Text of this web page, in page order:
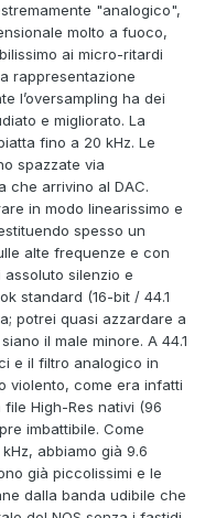
"analogico",
molto a fuoco,
ai micro-ritardi
rappresentazione
l’oversampling ha dei
e migliorato. La
fino a 20 kHz. Le
spazzate via
che arrivino al DAC.
in modo linearissimo e
spesso un
alte frequenze e con
silenzio e
standard (16-bit / 44.1
potrei quasi azzardare a
il male minore. A 44.1
e il filtro analogico in
violento, come era infatti
file High-Res nativi (96
imbattibile. Come
abbiamo già 9.6
già piccolissimi e le
dalla banda udibile che